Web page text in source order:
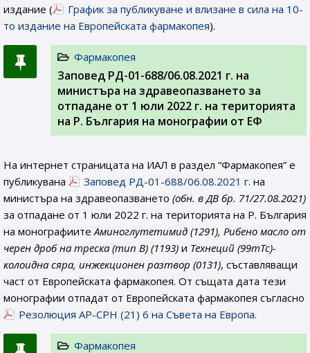
издание (
График за публикуване и влизане в сила на 10-
то издание на Европейската фармакопея).
Фармакопея
Заповед РД-01-688/06.08.2021 г. на
министъра на здравеопазването за
отпадане от 1 юли 2022 г. на територията
на Р. България на монографии от ЕФ
На интернет страницата на ИАЛ в раздел “Фармакопея” е
публикувана
Заповед РД-01-688/06.08.2021 г. на
министъра на здравеопазването (обн. в ДВ бр. 71/27.08.2021)
за отпадане от 1 юли 2022 г. на територията на Р. България
на монографиитеАминоглутетимид (1291), Рибено масло от
черен дроб на треска (тип В) (1193) и Технеций (99mTc)-
колоидна сяра, инжекционен разтвор (0131), съставляващи
част от Европейската фармакопея. От същата дата тези
монографии отпадат от Европейската фармакопея съгласно
Резолюция AP-CPH (21) 6 на Съвета на Европа.
Фармакопея